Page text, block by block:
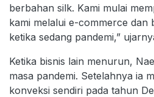
berbahan silk. Kami mulai
kami melalui e-commerce dan
ketika sedang pandemi,”
Ketika bisnis lain menurun,
masa pandemi. Setelahnya ia
konveksi sendiri pada tahun